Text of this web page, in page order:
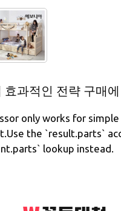
과적인 전략 구매
only works for
the `result.parts`
lookup instead.